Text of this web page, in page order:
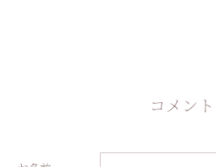
コメント